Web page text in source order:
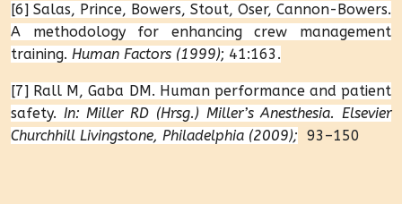
[6] Salas, Prince, Bowers, Stout, Oser, Cannon-Bowers.
A methodology for enhancing crew management
training. Human Factors (1999); 41:163.
[7] Rall M, Gaba DM. Human performance and patient
safety. In: Miller RD (Hrsg.) Miller’s Anesthesia. Elsevier
Churchhill Livingstone, Philadelphia (2009); 93–150